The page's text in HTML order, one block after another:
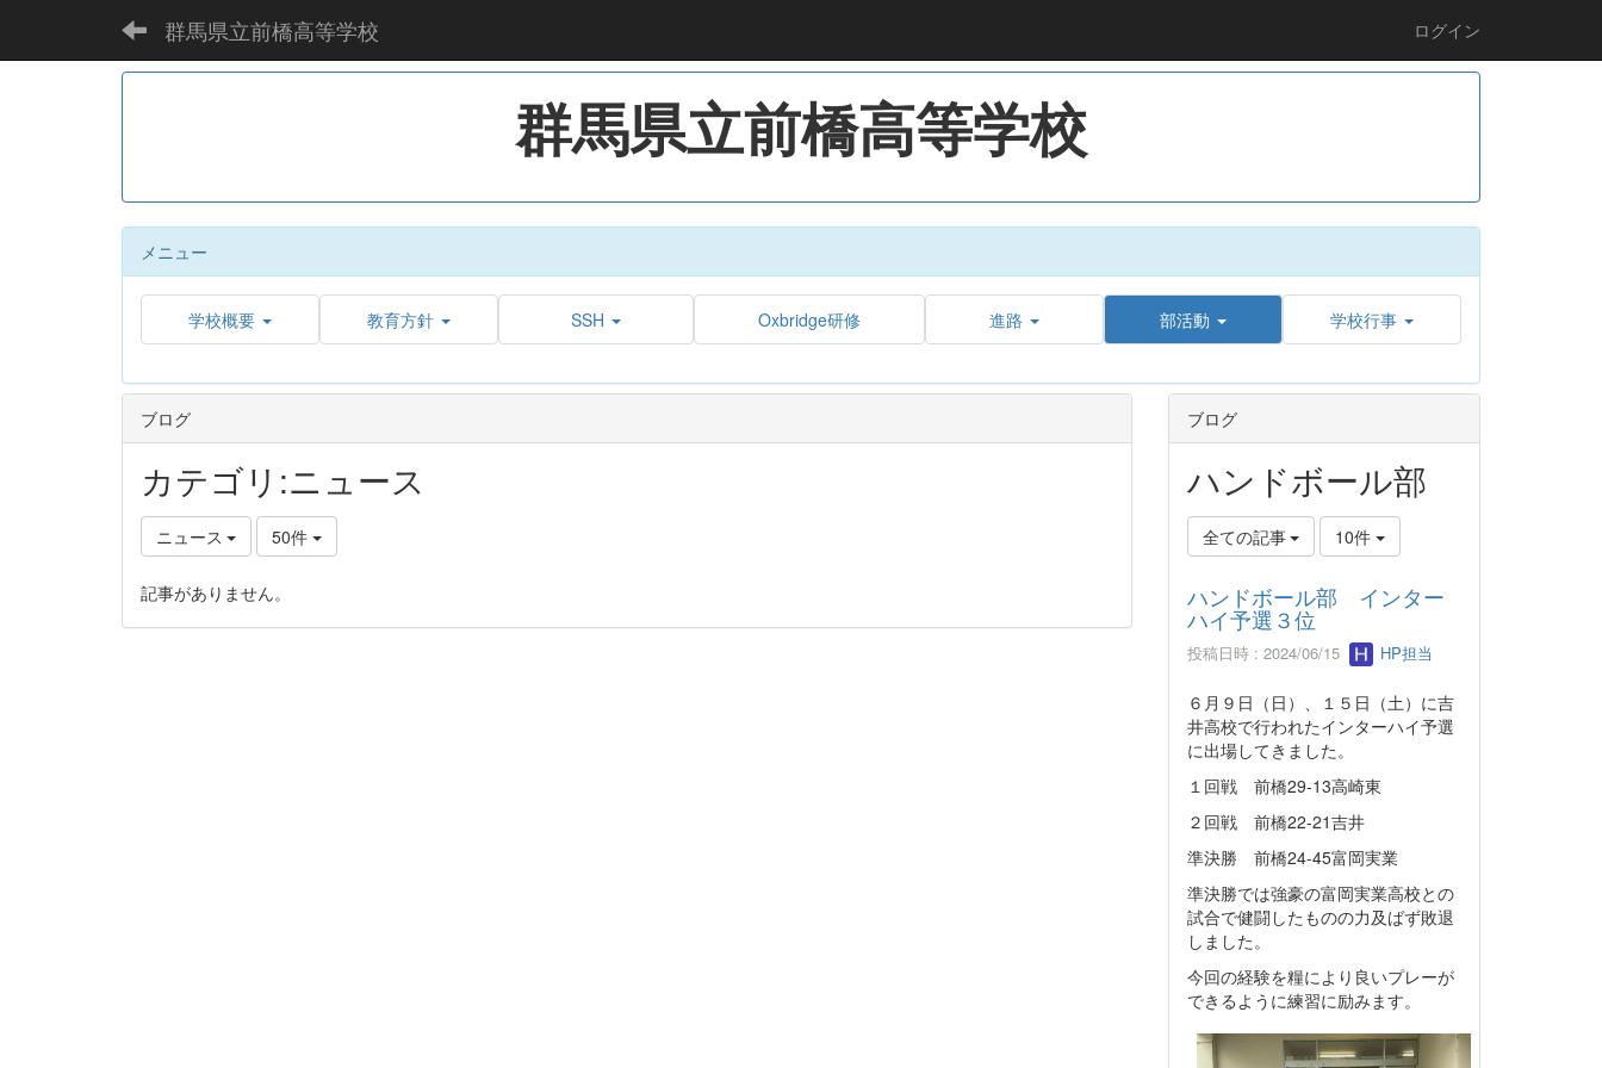
群馬県立前橋高等学校 ログイン
群馬県立前橋高等学校
メニュー
学校概要 教育方針 SSH Oxbridge研修 進路 部活動 学校行事
ブログ
カテゴリ:ニュース
ニュース 50件
記事がありません。
ブログ
ハンドボール部
全ての記事 10件
ハンドボール部 インター
ハイ予選３位
投稿日時 : 2024/06/15 HP担当
６月９日（日）、１５日（土）に吉
井高校で行われたインターハイ予選
に出場してきました。
１回戦 前橋29-13高崎東
２回戦 前橋22-21吉井
準決勝 前橋24-45富岡実業
準決勝では強豪の富岡実業高校との
試合で健闘したものの力及ばず敗退
しました。
今回の経験を糧により良いプレーが
できるように練習に励みます。